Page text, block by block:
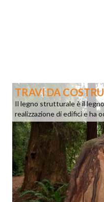
TRAVI DA
Il legno strutturale è il
realizzazione di edifici e ha